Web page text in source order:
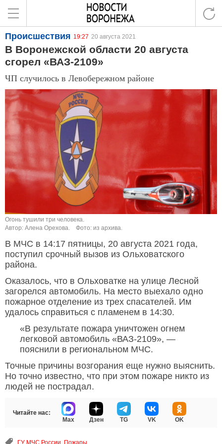
Происшествия 19:27 20 августа 2021
В Воронежской области 20 августа
сгорел «ВАЗ-2109»
ЧП случилось в Левобережном районе
Огонь тушили три человека.
Автор: Алена Орехова.
Фото: из архива.
В МЧС в 14:17 пятницы, 20 августа 2021 года,
поступил срочный вызов из Ольховатского
района.
Оказалось, что в Ольховатке на улице Лесной
загорелся автомобиль. На место выехало одно
пожарное отделение из трех спасателей. Им
удалось справиться с пламенем в 14:30.
«В результате пожара уничтожен огнем
легковой автомобиль «ВАЗ-2109», —
пояснили в региональном МЧС.
Точные причины возгорания еще нужно выяснить.
Но точно известно, что при этом пожаре никто из
людей не пострадал.
Читайте нас:
Max
Дзен TG VK OK